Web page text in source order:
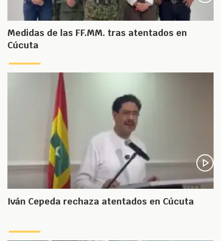
Medidas de las FF.MM. tras atentados en
Cúcuta
Iván Cepeda rechaza atentados en Cúcuta